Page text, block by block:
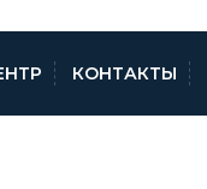
КОНТАКТЫ